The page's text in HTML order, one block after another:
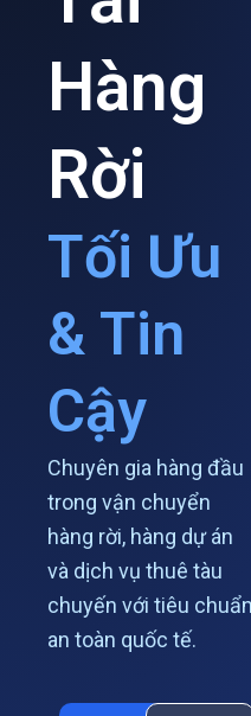
Hàng
Rời
Tối Ưu
& Tin
Cậy
Chuyên gia hàng đầu
trong vận chuyển
hàng rời, hàng dự án
và dịch vụ thuê tàu
chuyến với tiêu chuẩn
an toàn quốc tế.